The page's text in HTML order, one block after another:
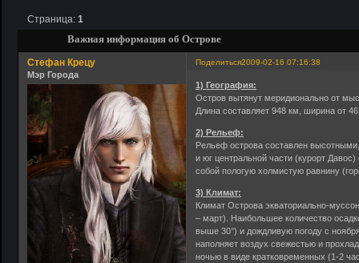
Важная информация об Острове
Страница:1
Поделиться2009-02-16 07:16:38
Стефан Крецу
Мэр Города
1) География:
Остров вытянут меридионально от
Длина составляет 948 км, ширина от
2) Рельеф:
Рельеф острова составлен
и юг центральной части (курорт
собой пологую холмистую равнину
3) Климат:
Климат Острова экваториально-
– март). Наибольшее количество
выше 30°) и дождливую погоду с
наполняет воздух свежестью и
ночью в виде кратковременных (1-2